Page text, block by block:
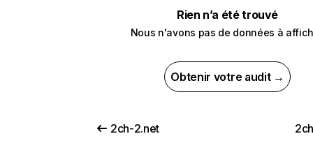
Rien n’a été trouvé
Nous n'avons pas de données à
Obtenir votre audit →
2ch-2.net